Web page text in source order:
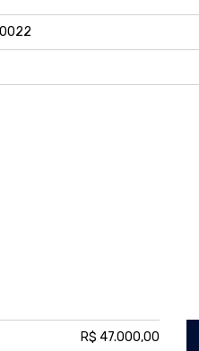
R$ 47.000,00